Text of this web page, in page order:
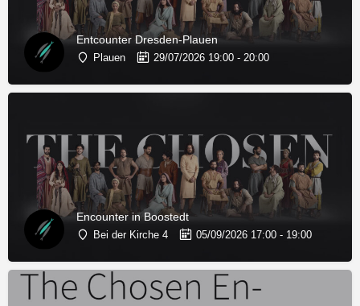
Entcounter Dresden-Plauen
Plauen 29/07/2026 19:00 - 20:00
Encounter in Boostedt
Bei der Kirche 4 05/09/2026 17:00 - 19:00